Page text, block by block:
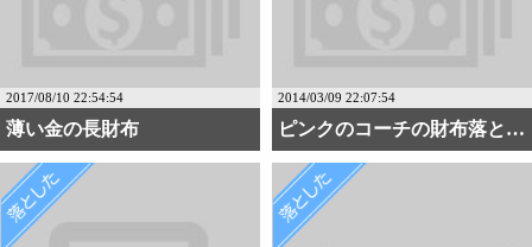
2017/08/10 22:54:54
薄い金の長財布
2014/03/09 22:07:54
ピンクのコーチの財布落と・・・